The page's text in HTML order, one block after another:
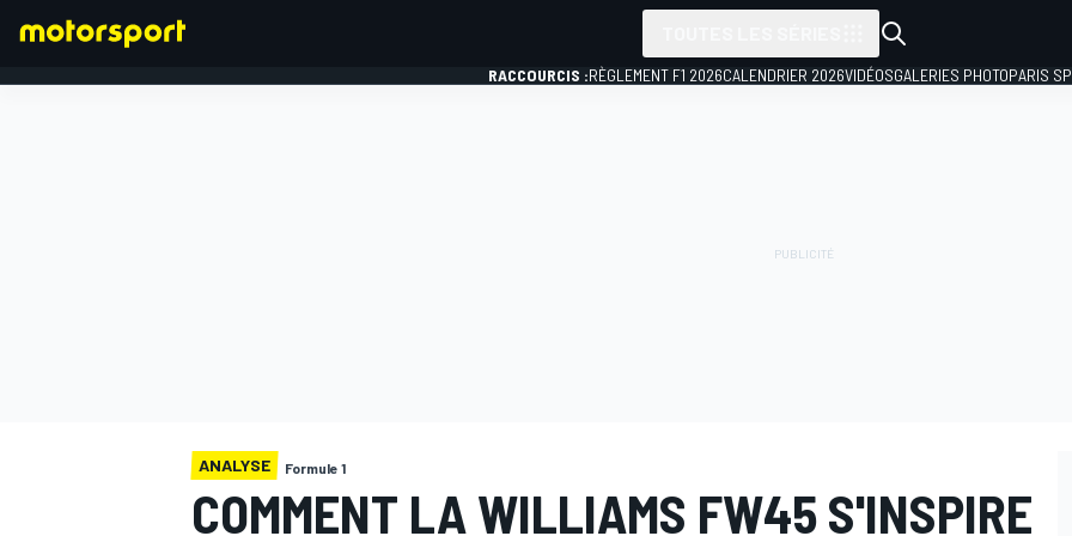
RACCOURCIS :RÈGLEMENT F1 2026CALENDRIER 2026VIDÉOSGALERIES PHOTOPARIS
ANALYSE Formule 1
COMMENT LA WILLIAMS FW45 S'INSPIRE